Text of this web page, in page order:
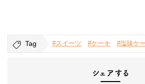
Tag #スイーツ #ケーキ #塩味ケ
シェアする